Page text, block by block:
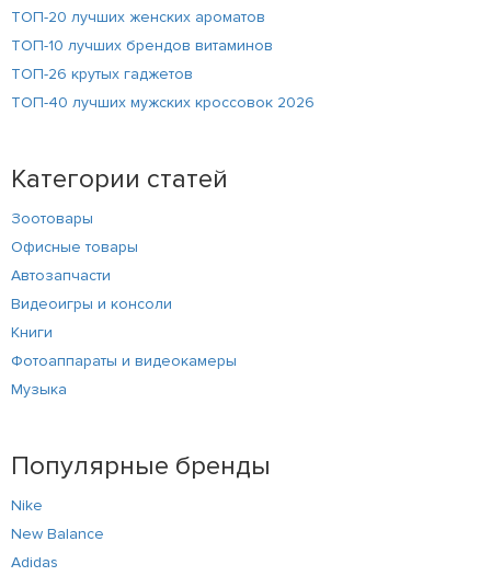
ТОП-20 лучших женских ароматов
ТОП-10 лучших брендов витаминов
ТОП-26 крутых гаджетов
ТОП-40 лучших мужских кроссовок 2026
Категории статей
Зоотовары
Офисные товары
Автозапчасти
Видеоигры и консоли
Книги
Фотоаппараты и видеокамеры
Музыка
Популярные бренды
Nike
New Balance
Adidas